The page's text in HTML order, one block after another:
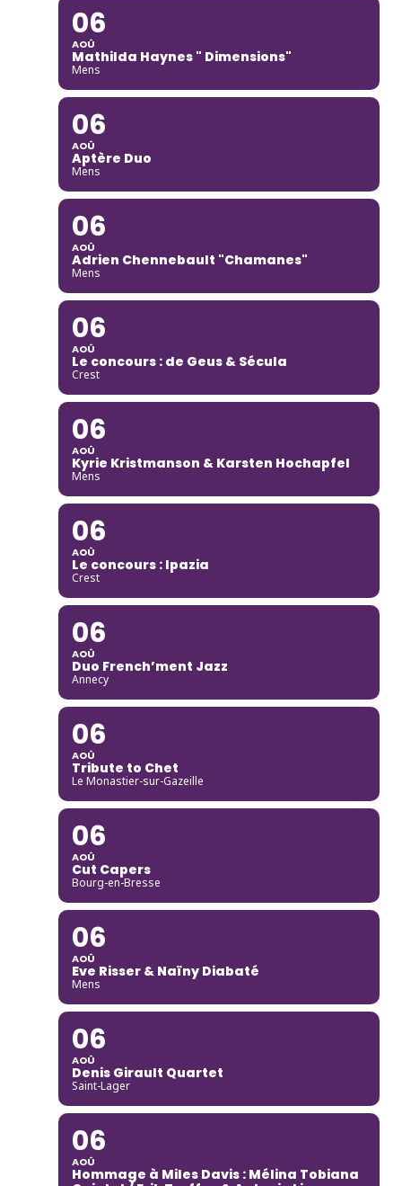
06
AOÛ
Mathilda Haynes " Dimensions"
Mens
06
AOÛ
Aptère Duo
Mens
06
AOÛ
Adrien Chennebault "Chamanes"
Mens
06
AOÛ
Le concours : de Geus & Sécula
Crest
06
AOÛ
Kyrie Kristmanson & Karsten Hochapfel
Mens
06
AOÛ
Le concours : Ipazia
Crest
06
AOÛ
Duo French’ment Jazz
Annecy
06
AOÛ
Tribute to Chet
Le Monastier-sur-Gazeille
06
AOÛ
Cut Capers
Bourg-en-Bresse
06
AOÛ
Eve Risser & Naïny Diabaté
Mens
06
AOÛ
Denis Girault Quartet
Saint-Lager
06
AOÛ
Hommage à Miles Davis : Mélina Tobiana